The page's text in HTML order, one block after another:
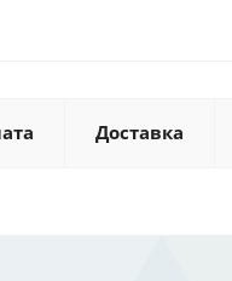
Доставка